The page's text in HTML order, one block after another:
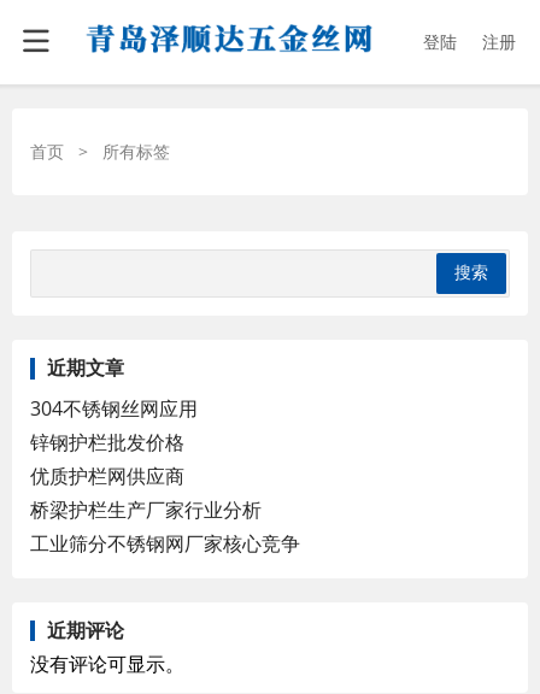
登陆 注册
首页 > 所有标签
近期文章
304不锈钢丝网应用
锌钢护栏批发价格
优质护栏网供应商
桥梁护栏生产厂家行业分析
工业筛分不锈钢网厂家核心竞争
近期评论
没有评论可显示。